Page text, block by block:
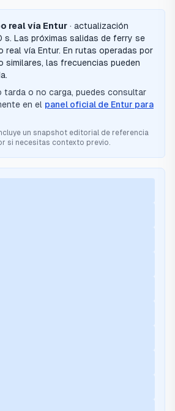
real vía Entur · actualización
s. Las próximas salidas de ferry se
real vía Entur. En rutas operadas por
similares, las frecuencias pueden
tarda o no carga, puedes consultar
en el panel oficial de Entur para
un snapshot editorial de referencia
si necesitas contexto previo.